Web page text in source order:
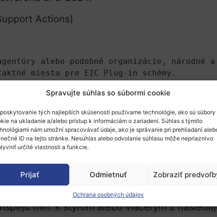
Spravujte súhlas so súbormi cookie
tých najlepších skúseností používame technológie, ako sú súbory
na ukladanie a/alebo prístup k informáciám o zariadení. Súhlas s týmito
nám umožní spracovávať údaje, ako je správanie pri prehliadaní
ID na tejto stránke. Nesúhlas alebo odvolanie súhlasu môže nepriaznivo
určité vlastnosti a funkcie.
Prijať Odmietnuť Zobraziť
Ochrana osobných údajov
Actions)
alebo podobné organizácie, národné
miesta pre EIC Plug-in schémy.
osôb,
alebo krajinách pridružených k programu Horizont
alebo „rozvíjajúceho sa“ inovátora a
inštitúciu alebo výskumnú organizáciu a min.
min. k štyrom alebo viacerým z